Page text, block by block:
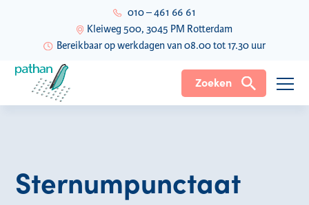
010 – 461 66 61
Kleiweg 500, 3045 PM Rotterdam
Bereikbaar op werkdagen van 08.00 tot 17.30 uur
Zoeken
Sternumpunctaat